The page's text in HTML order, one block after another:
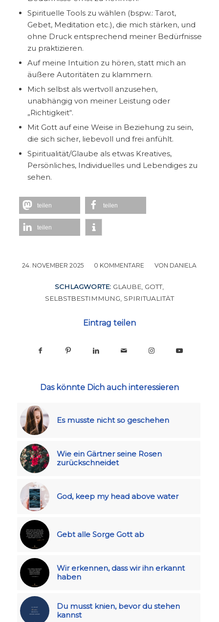
Spirituelle Tools zu wählen (bspw.: Tarot,
Gebet, Meditation etc.), die mich stärken, und
ohne Druck entsprechend meiner Bedürfnisse
zu praktizieren.
Auf meine Intuition zu hören, statt mich an
äußere Autoritäten zu klammern.
Mich selbst als wertvoll anzusehen,
unabhängig von meiner Leistung oder
„Richtigkeit“.
Mit Gott auf eine Weise in Beziehung zu sein,
die sich sicher, liebevoll und frei anfühlt.
Spiritualität/Glaube als etwas Kreatives,
Persönliches, Individuelles und Lebendiges zu
sehen.
teilen teilen
teilen
24. NOVEMBER 2025
/ 0 KOMMENTARE
/ VON DANIELA
SCHLAGWORTE: GLAUBE GOTT,
SELBSTBESTIMMUNG SPIRITUALITÄT
Eintrag teilen
Das könnte Dich auch interessieren
Es musste nicht so geschehen
Wie ein Gärtner seine Rosen
zurückschneidet
God, keep my head above water
Gebt alle Sorge Gott ab
Wir erkennen, dass wir ihn erkannt
haben
Du musst knien, bevor du stehen
kannst